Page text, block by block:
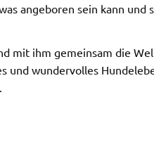
angeboren sein kann und
mit ihm gemeinsam die
und wundervolles